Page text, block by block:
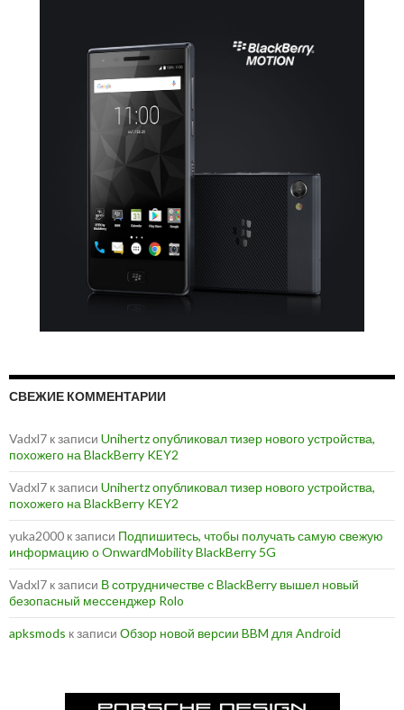
СВЕЖИЕ КОММЕНТАРИИ
Vadxl7 к записи Unihertz опубликовал тизер нового устройства,
похожего на BlackBerry KEY2
Vadxl7 к записи Unihertz опубликовал тизер нового устройства,
похожего на BlackBerry KEY2
yuka2000 к записи Подпишитесь, чтобы получать самую свежую
информацию о OnwardMobility BlackBerry 5G
Vadxl7 к записи В сотрудничестве с BlackBerry вышел новый
безопасный мессенджер Rolo
apksmods к записи Обзор новой версии BBM для Android